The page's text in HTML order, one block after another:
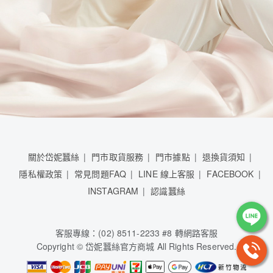
關於岱妮蠶絲 門市取貨服務 門市據點
退換貨須知
隱私權政策
常見問題FAQ LINE 線上客服
FACEBOOK
INSTAGRAM
認識蠶絲
客服專線：(02) 8511-2233 #8 轉網路客服
Copyright © 岱妮蠶絲官方商城 All Rights Reserved.